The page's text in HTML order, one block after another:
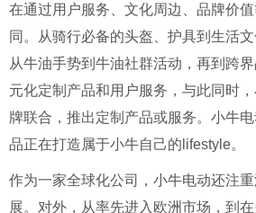
在通过用户服务、文化周边、品牌价
同。从骑行必备的头盔、护具到生活
从牛油手势到牛油社群活动，再到跨
元化定制产品和用户服务，与此同时
牌联合，推出定制产品或服务。小牛
品正在打造属于小牛自己的 lifestyle。
作为一家全球化公司，小牛电动还注
展。对外，从率先进入欧洲市场，到